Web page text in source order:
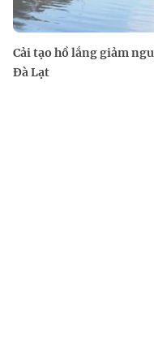
Cải tạo hồ lắng giảm
Đà Lạt